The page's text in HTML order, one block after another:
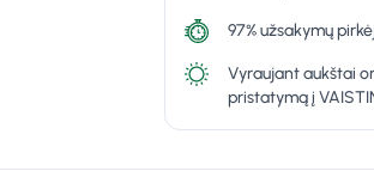
97% užsakymų
Vyraujant aukštai
pristatymą į